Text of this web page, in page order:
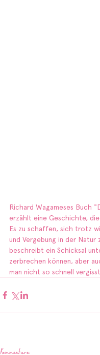
Richard Wagameses Buch
erzählt eine Geschichte,
Es zu schaffen, sich trotz
und Vergebung in der
beschreibt ein Schicksal
zerbrechen können, aber
man nicht so schnell